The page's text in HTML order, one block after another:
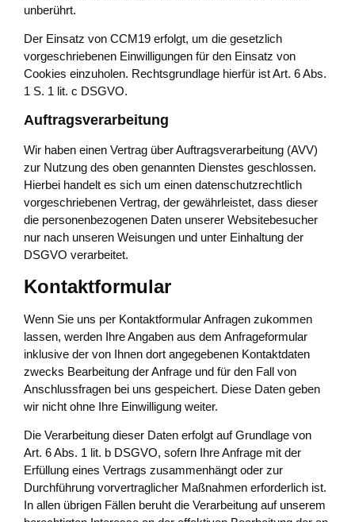
unberührt.
Der Einsatz von CCM19 erfolgt, um die gesetzlich
vorgeschriebenen Einwilligungen für den Einsatz von
Cookies einzuholen. Rechtsgrundlage hierfür ist Art. 6 Abs.
1 S. 1 lit. c DSGVO.
Auftragsverarbeitung
Wir haben einen Vertrag über Auftragsverarbeitung (AVV)
zur Nutzung des oben genannten Dienstes geschlossen.
Hierbei handelt es sich um einen datenschutzrechtlich
vorgeschriebenen Vertrag, der gewährleistet, dass dieser
die personenbezogenen Daten unserer Websitebesucher
nur nach unseren Weisungen und unter Einhaltung der
DSGVO verarbeitet.
Kontaktformular
Wenn Sie uns per Kontaktformular Anfragen zukommen
lassen, werden Ihre Angaben aus dem Anfrageformular
inklusive der von Ihnen dort angegebenen Kontaktdaten
zwecks Bearbeitung der Anfrage und für den Fall von
Anschlussfragen bei uns gespeichert. Diese Daten geben
wir nicht ohne Ihre Einwilligung weiter.
Die Verarbeitung dieser Daten erfolgt auf Grundlage von
Art. 6 Abs. 1 lit. b DSGVO, sofern Ihre Anfrage mit der
Erfüllung eines Vertrags zusammenhängt oder zur
Durchführung vorvertraglicher Maßnahmen erforderlich ist.
In allen übrigen Fällen beruht die Verarbeitung auf unserem